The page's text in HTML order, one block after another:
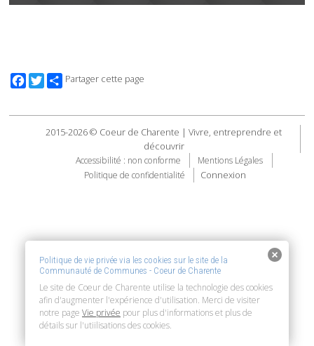
Facebook
TwitterPartager cette page
2015-2026 © Coeur de Charente | Vivre, entreprendre et
découvrir
Accessibilité : non conforme
Mentions Légales
Politique de confidentialité
Connexion
Politique de vie privée via les cookies sur le site de la
Communauté de Communes - Coeur de Charente
Le site de Coeur de Charente utilise la technologie des cookies
afin d'augmenter l'expérience d'utilisation. Merci de visiter
notre page Vie privée pour plus d'informations et plus de
détails sur l'utiilisations des cookies.